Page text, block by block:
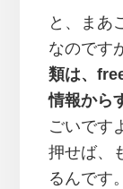
と、まあ
なのです
類は、
情報から
ごいです
押せば、
るんです